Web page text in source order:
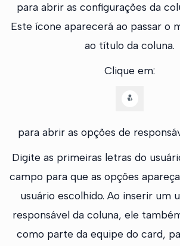
para abrir as configurações da
Este ícone aparecerá ao passar o
ao título da coluna.
Clique em:
para abrir as opções de
Digite as primeiras letras do
campo para que as opções
usuário escolhido. Ao inserir um
responsável da coluna, ele
como parte da equipe do card,